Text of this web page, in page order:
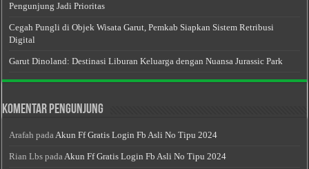
Pengunjung Jadi Prioritas
Cegah Pungli di Objek Wisata Garut, Pemkab Siapkan Sistem Retribusi
Digital
Garut Dinoland: Destinasi Liburan Keluarga dengan Nuansa Jurassic Park
Komentar Pengunjung
Arafah padaAkun Ff Gratis Login Fb Asli No Tipu 2024
Rian Lbs padaAkun Ff Gratis Login Fb Asli No Tipu 2024